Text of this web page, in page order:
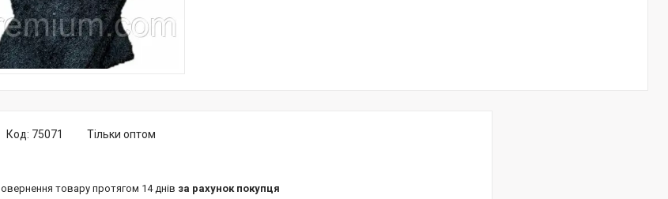
Тільки оптом
Код: 75071
повернення товару протягом 14 днів за рахунок покупця